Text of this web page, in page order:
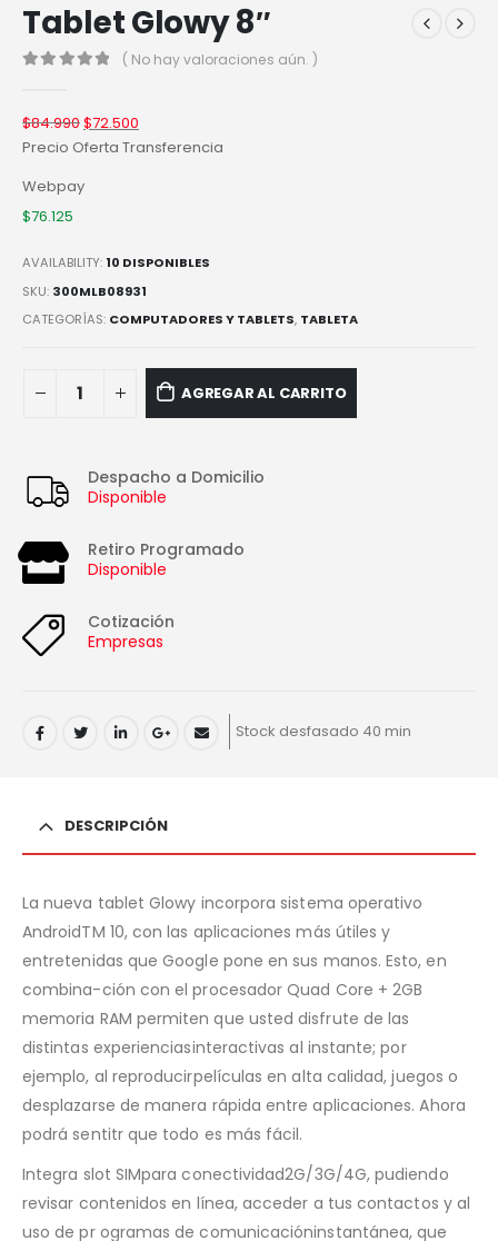
Tablet Glowy 8″
( No hay valoraciones aún. )
$84.990$72.500
Precio Oferta Transferencia
$76.125
Webpay
AVAILABILITY:10 DISPONIBLES
SKU: 300MLB08931
CATEGORÍAS: COMPUTADORES Y TABLETS, TABLETA
AGREGAR AL CARRITO
Despacho a Domicilio
Disponible
Retiro Programado
Disponible
Cotización
Empresas
Stock desfasado 40 min
DESCRIPCIÓN
La nueva tablet Glowy incorpora sistema operativo
AndroidTM 10, con las aplicaciones más útiles y
entretenidas que Google pone en sus manos. Esto, en
combina-ción con el procesador Quad Core + 2GB
memoria RAM permiten que usted disfrute de las
distintas experienciasinteractivas al instante; por
ejemplo, al reproducirpelículas en alta calidad, juegos o
desplazarse de manera rápida entre aplicaciones. Ahora
podrá sentitr que todo es más fácil.
Integra slot SIMpara conectividad2G/3G/4G, pudiendo
revisar contenidos en línea, acceder a tus contactos y al
uso de pr ogramas de comunicacióninstantánea, que